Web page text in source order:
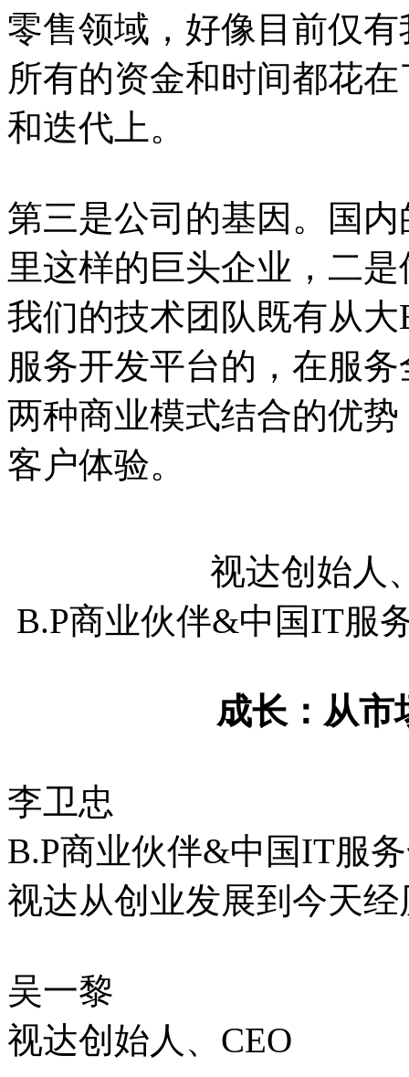
零售领域，好像目前仅
所有的资金和时间都花
和迭代上。
第三是公司的基因。国
里这样的巨头企业，二
我们的技术团队既有从
服务开发平台的，在服
两种商业模式结合的优
客户体验。
视达创始人
B.P商业伙伴&中国IT服
成长：从市
李卫忠
B.P商业伙伴&中国IT服
视达从创业发展到今天
吴一黎
视达创始人、CEO